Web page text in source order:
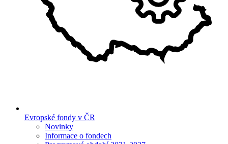
Evropské fondy v ČR
Novinky
Informace o fondech